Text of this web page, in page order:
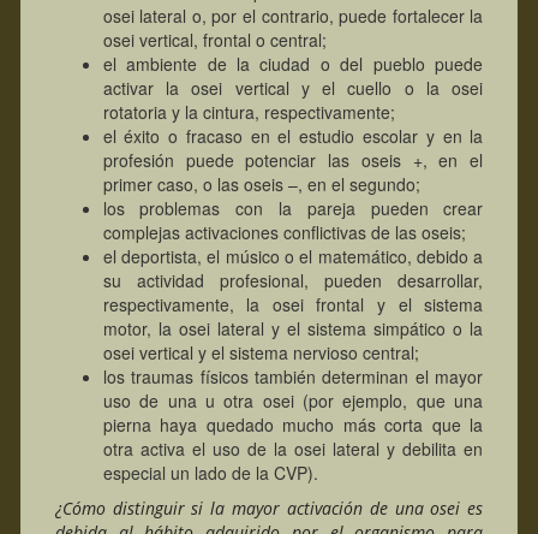
osei lateral o, por el contrario, puede fortalecer la
osei vertical, frontal o central;
el ambiente de la ciudad o del pueblo puede
activar la osei vertical y el cuello o la osei
rotatoria y la cintura, respectivamente;
el éxito o fracaso en el estudio escolar y en la
profesión puede potenciar las oseis +, en el
primer caso, o las oseis –, en el segundo;
los problemas con la pareja pueden crear
complejas activaciones conflictivas de las oseis;
el deportista, el músico o el matemático, debido a
su actividad profesional, pueden desarrollar,
respectivamente, la osei frontal y el sistema
motor, la osei lateral y el sistema simpático o la
osei vertical y el sistema nervioso central;
los traumas físicos también determinan el mayor
uso de una u otra osei (por ejemplo, que una
pierna haya quedado mucho más corta que la
otra activa el uso de la osei lateral y debilita en
especial un lado de la CVP).
¿Cómo distinguir si la mayor activación de una osei es